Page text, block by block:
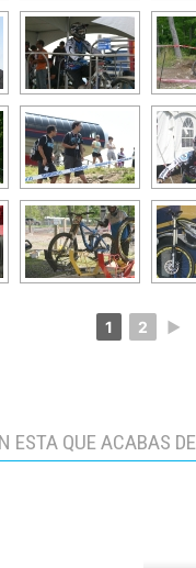
1 2 ►
ESTA QUE ACABAS